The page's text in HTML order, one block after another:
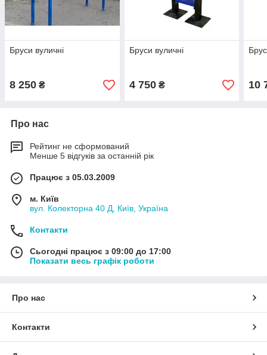
Бруси вуличні
8 250 ₴
Бруси вуличні
4 750₴ 10
Про нас
Рейтинг не сформований
Менше 5 відгуків за останній рік
Працює з 05.03.2009
м. Київ
вул. Колекторна 40 Д, Київ, Україна
Контакти
Сьогодні працює з 09:00 до 17:00
Показати весь графік роботи
Про нас
Контакти